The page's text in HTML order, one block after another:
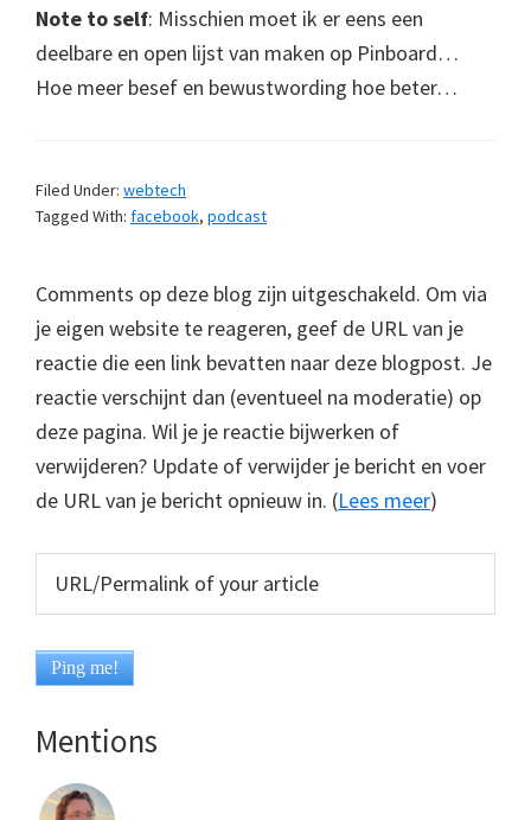
Note to self: Misschien moet ik er eens een
deelbare en open lijst van maken op Pinboard…
Hoe meer besef en bewustwording hoe beter…
Filed Under: webtech
Tagged With: facebook, podcast
Comments op deze blog zijn uitgeschakeld. Om via
je eigen website te reageren, geef de URL van je
reactie die een link bevatten naar deze blogpost. Je
reactie verschijnt dan (eventueel na moderatie) op
deze pagina. Wil je je reactie bijwerken of
verwijderen? Update of verwijder je bericht en voer
de URL van je bericht opnieuw in. (Lees meer)
Mentions